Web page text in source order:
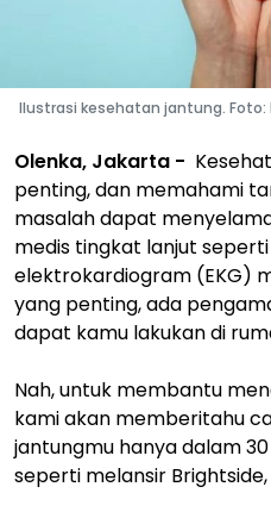
Ilustrasi kesehatan jantung. Foto:
Olenka, Jakarta -
penting, dan memahami
masalah dapat
medis tingkat lanjut
elektrokardiogram (EKG)
yang penting, ada
dapat kamu lakukan di
Nah, untuk membantu
kami akan memberitahu
jantungmu hanya dalam
seperti melansir Brightside,